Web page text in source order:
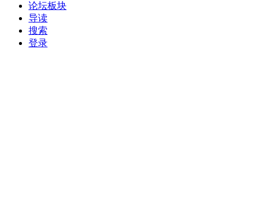
论坛板块
导读
搜索
登录